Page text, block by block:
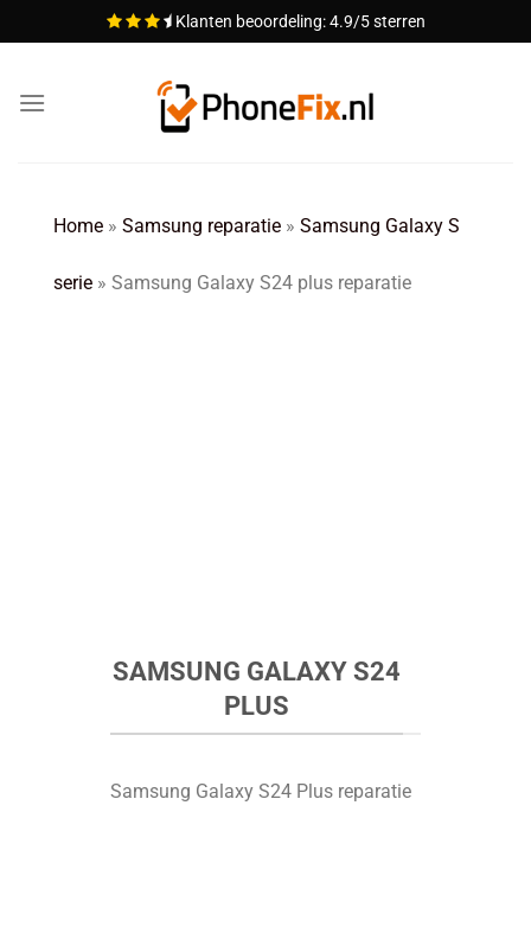
naar
Klanten beoordeling: 4.9/5 sterren
Home » Samsung reparatie » Samsung Galaxy S
serie » Samsung Galaxy S24 plus reparatie
SAMSUNG GALAXY S24
PLUS
Samsung Galaxy S24 Plus reparatie